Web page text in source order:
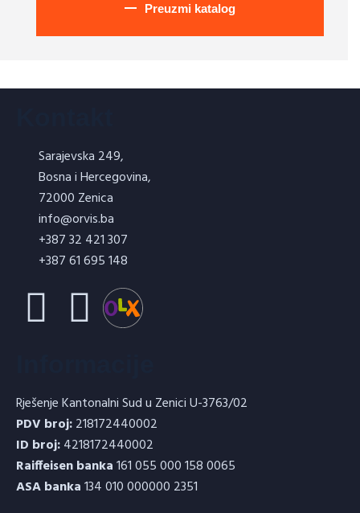
Preuzmi katalog
Sarajevska 249,
Bosna i Hercegovina,
72000 Zenica
info@orvis.ba
+387 32 421 307
+387 61 695 148
Rješenje Kantonalni Sud u Zenici U-3763/02
PDV broj:218172440002
ID broj:4218172440002
Raiffeisen banka161 055 000 158 0065
ASA banka134 010 000000 2351